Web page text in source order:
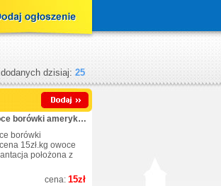
dzisiaj: 25
cena: 15zł
Sprzedam owoce borówki amerykańskiej
borówki
15zł.kg owoce
położona z